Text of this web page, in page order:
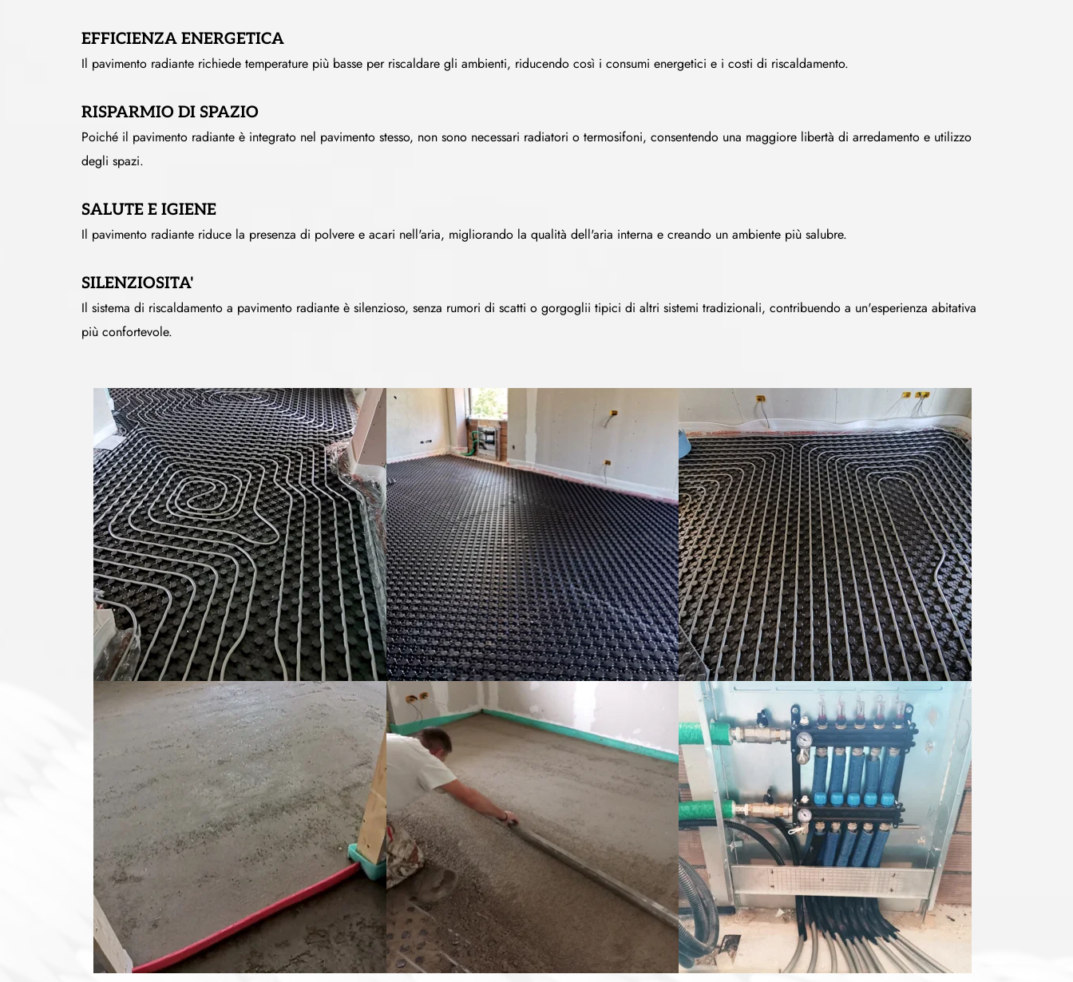
EFFICIENZA ENERGETICA
Il pavimento radiante richiede temperature più basse per riscaldare gli ambienti, riducendo così i consumi energetici e i costi di riscaldamento.
RISPARMIO DI SPAZIO
Poiché il pavimento radiante è integrato nel pavimento stesso, non sono necessari radiatori o termosifoni, consentendo una maggiore libertà di arredamento e utilizzo
degli spazi.
SALUTE E IGIENE
Il pavimento radiante riduce la presenza di polvere e acari nell'aria, migliorando la qualità dell'aria interna e creando un ambiente più salubre.
SILENZIOSITA'
Il sistema di riscaldamento a pavimento radiante è silenzioso, senza rumori di scatti o gorgoglii tipici di altri sistemi tradizionali, contribuendo a un'esperienza abitativa
più confortevole.